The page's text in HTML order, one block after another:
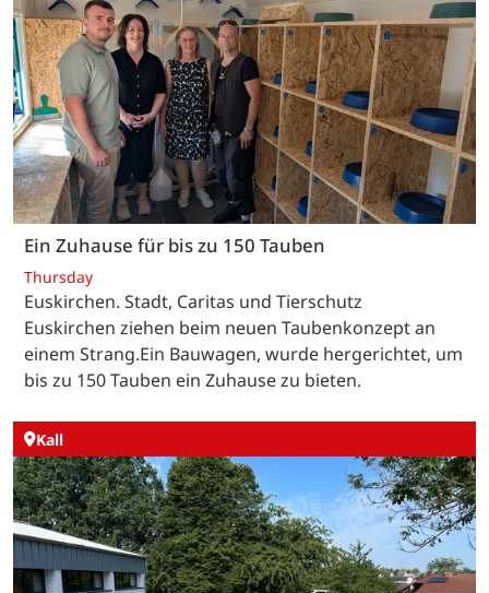
Ein Zuhause für bis zu 150 Tauben
Thursday
Euskirchen. Stadt, Caritas und Tierschutz
Euskirchen ziehen beim neuen Taubenkonzept an
einem Strang.Ein Bauwagen, wurde hergerichtet, um
bis zu 150 Tauben ein Zuhause zu bieten.
Kall